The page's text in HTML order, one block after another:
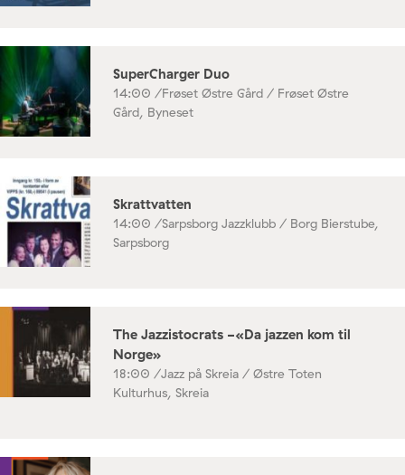
SuperCharger Duo
14:00 /Frøset Østre Gård / Frøset Østre
Gård, Byneset
Skrattvatten
14:00 /Sarpsborg Jazzklubb / Borg Bierstube,
Sarpsborg
The Jazzistocrats -«Da jazzen kom til
Norge»
18:00 /Jazz på Skreia / Østre Toten
Kulturhus, Skreia